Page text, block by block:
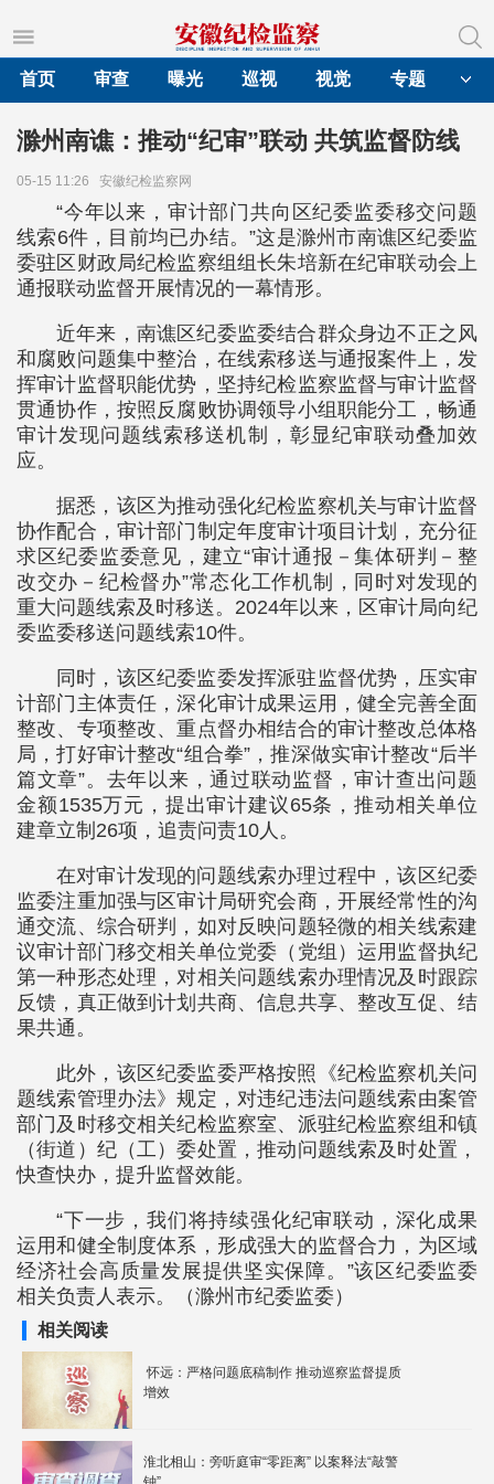
首页
审查 曝光 巡视 视觉 专题
滁州南谯：推动“纪审”联动 共筑监督防线
05-15 11:26 安徽纪检监察网
“今年以来，审计部门共向区纪委监委移交问题
线索6件，目前均已办结。”这是滁州市南谯区纪委监
委驻区财政局纪检监察组组长朱培新在纪审联动会上
通报联动监督开展情况的一幕情形。
近年来，南谯区纪委监委结合群众身边不正之风
和腐败问题集中整治，在线索移送与通报案件上，发
挥审计监督职能优势，坚持纪检监察监督与审计监督
贯通协作，按照反腐败协调领导小组职能分工，畅通
审计发现问题线索移送机制，彰显纪审联动叠加效
应。
据悉，该区为推动强化纪检监察机关与审计监督
协作配合，审计部门制定年度审计项目计划，充分征
求区纪委监委意见，建立“审计通报－集体研判－整
改交办－纪检督办”常态化工作机制，同时对发现的
重大问题线索及时移送。2024年以来，区审计局向纪
委监委移送问题线索10件。
同时，该区纪委监委发挥派驻监督优势，压实审
计部门主体责任，深化审计成果运用，健全完善全面
整改、专项整改、重点督办相结合的审计整改总体格
局，打好审计整改“组合拳”，推深做实审计整改“后半
篇文章”。去年以来，通过联动监督，审计查出问题
金额1535万元，提出审计建议65条，推动相关单位
建章立制26项，追责问责10人。
在对审计发现的问题线索办理过程中，该区纪委
监委注重加强与区审计局研究会商，开展经常性的沟
通交流、综合研判，如对反映问题轻微的相关线索建
议审计部门移交相关单位党委（党组）运用监督执纪
第一种形态处理，对相关问题线索办理情况及时跟踪
反馈，真正做到计划共商、信息共享、整改互促、结
果共通。
此外，该区纪委监委严格按照《纪检监察机关问
题线索管理办法》规定，对违纪违法问题线索由案管
部门及时移交相关纪检监察室、派驻纪检监察组和镇
（街道）纪（工）委处置，推动问题线索及时处置，
快查快办，提升监督效能。
“下一步，我们将持续强化纪审联动，深化成果
运用和健全制度体系，形成强大的监督合力，为区域
经济社会高质量发展提供坚实保障。”该区纪委监委
相关负责人表示。（滁州市纪委监委）
相关阅读
怀远：严格问题底稿制作 推动巡察监督提质
增效
淮北相山：旁听庭审“零距离” 以案释法“敲警